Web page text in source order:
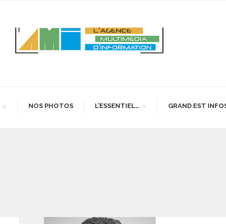
NOS PHOTOS L’ESSENTIEL… GRAND EST